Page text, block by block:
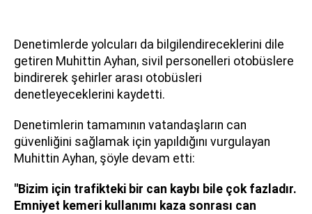
Denetimlerde yolcuları da bilgilendireceklerini dile
getiren Muhittin Ayhan, sivil personelleri otobüslere
bindirerek şehirler arası otobüsleri
denetleyeceklerini kaydetti.
Denetimlerin tamamının vatandaşların can
güvenliğini sağlamak için yapıldığını vurgulayan
Muhittin Ayhan, şöyle devam etti:
"Bizim için trafikteki bir can kaybı bile çok fazladır.
Emniyet kemeri kullanımı kaza sonrası can